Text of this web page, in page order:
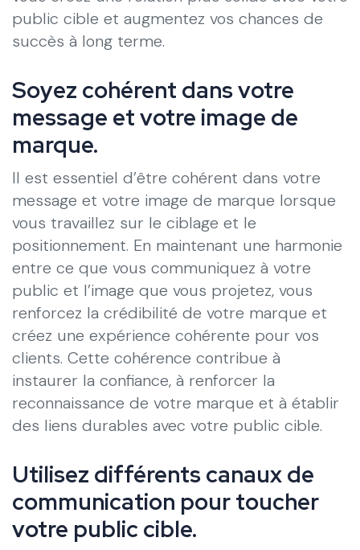
public cible et augmentez vos chances de
succès à long terme.
Soyez cohérent dans votre
message et votre image de
marque.
Il est essentiel d’être cohérent dans votre
message et votre image de marque lorsque
vous travaillez sur le ciblage et le
positionnement. En maintenant une harmonie
entre ce que vous communiquez à votre
public et l’image que vous projetez, vous
renforcez la crédibilité de votre marque et
créez une expérience cohérente pour vos
clients. Cette cohérence contribue à
instaurer la confiance, à renforcer la
reconnaissance de votre marque et à établir
des liens durables avec votre public cible.
Utilisez différents canaux de
communication pour toucher
votre public cible.